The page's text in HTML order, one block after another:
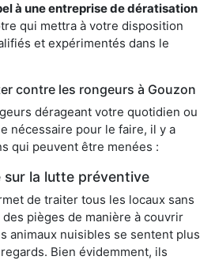
à une entreprise de dératisation
qui mettra à votre disposition
et expérimentés dans le
contre les rongeurs à Gouzon
dérageant votre quotidien ou
nécessaire pour le faire, il y a
qui peuvent être menées :
la lutte préventive
de traiter tous les locaux sans
pièges de manière à couvrir
animaux nuisibles se sentent plus
Bien évidemment, ils